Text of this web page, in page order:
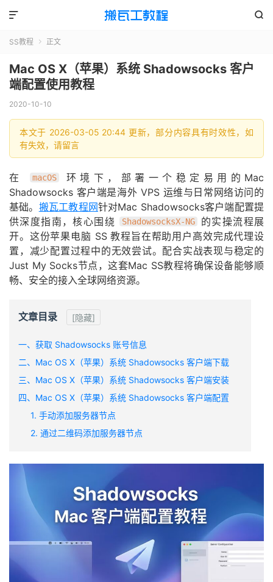


SS教程  正文
Mac OS X（苹果）系统 Shadowsocks 客户
端配置使用教程
2020-10-10
本文于 2026-03-05 20:44 更新，部分内容具有时效性，如
有失效，请留言
在 macOS
环境下，部署一个稳定易用的Mac
Shadowsocks 客户端是海外 VPS 运维与日常网络访问的
基础。 搬瓦工教程网针对Mac Shadowsocks客户端配置提
供深度指南，核心围绕
ShadowsocksX-NG
的实操流程展
开。这份苹果电脑 SS 教程旨在帮助用户高效完成代理设
置，减少配置过程中的无效尝试。配合实战表现与稳定的
Just My Socks节点，这套Mac SS教程将确保设备能够顺
畅、安全的接入全球网络资源。
文章目录 [隐藏]
一、获取 Shadowsocks 账号信息
二、Mac OS X（苹果）系统 Shadowsocks 客户端下载
三、Mac OS X（苹果）系统 Shadowsocks 客户端安装
四、Mac OS X（苹果）系统 Shadowsocks 客户端配置
1. 手动添加服务器节点
2. 通过二维码添加服务器节点